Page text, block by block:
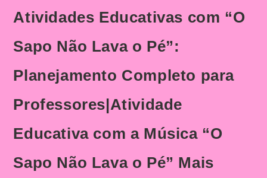
Atividades Educativas com “O
Sapo Não Lava o Pé”:
Planejamento Completo para
Professores|Atividade
Educativa com a Música “O
Sapo Não Lava o Pé” Mais